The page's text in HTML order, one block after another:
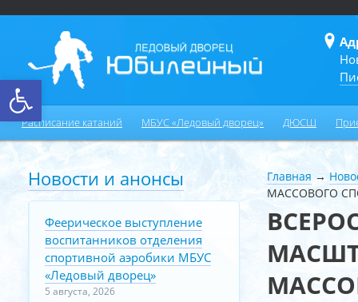
Открыть панель инструментов
Расписание катаний МБУС «Ледовый дворец» ДЮСШ
Главная →
МАССОВОГО
Новости и анонсы
Феерическое выступление
воспитанников отделения
спортивной аэробики МБУС
«Ледовый дворец»
5 августа, 2026